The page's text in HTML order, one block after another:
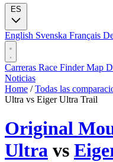
English Svenska Français
Carreras Race FinderMap
Noticias
Home / Todas las
Ultra vs Eiger Ultra Trail
Original
Ultra vs